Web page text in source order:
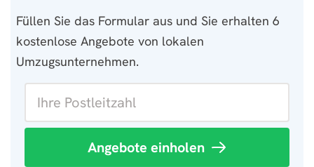
Füllen Sie das Formular aus und Sie erhalten 6
kostenlose Angebote von lokalen
Umzugsunternehmen.
Angebote einholen